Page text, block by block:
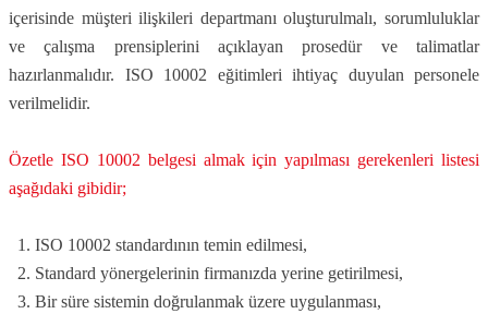
içerisinde müşteri ilişkileri departmanı oluşturulmalı, sorumluluklar
ve çalışma prensiplerini açıklayan prosedür ve talimatlar
hazırlanmalıdır. ISO 10002 eğitimleri ihtiyaç duyulan personele
verilmelidir.
Özetle ISO 10002 belgesi almak için yapılması gerekenleri listesi
aşağıdaki gibidir;
ISO 10002 standardının temin edilmesi,
Standard yönergelerinin firmanızda yerine getirilmesi,
Bir süre sistemin doğrulanmak üzere uygulanması,